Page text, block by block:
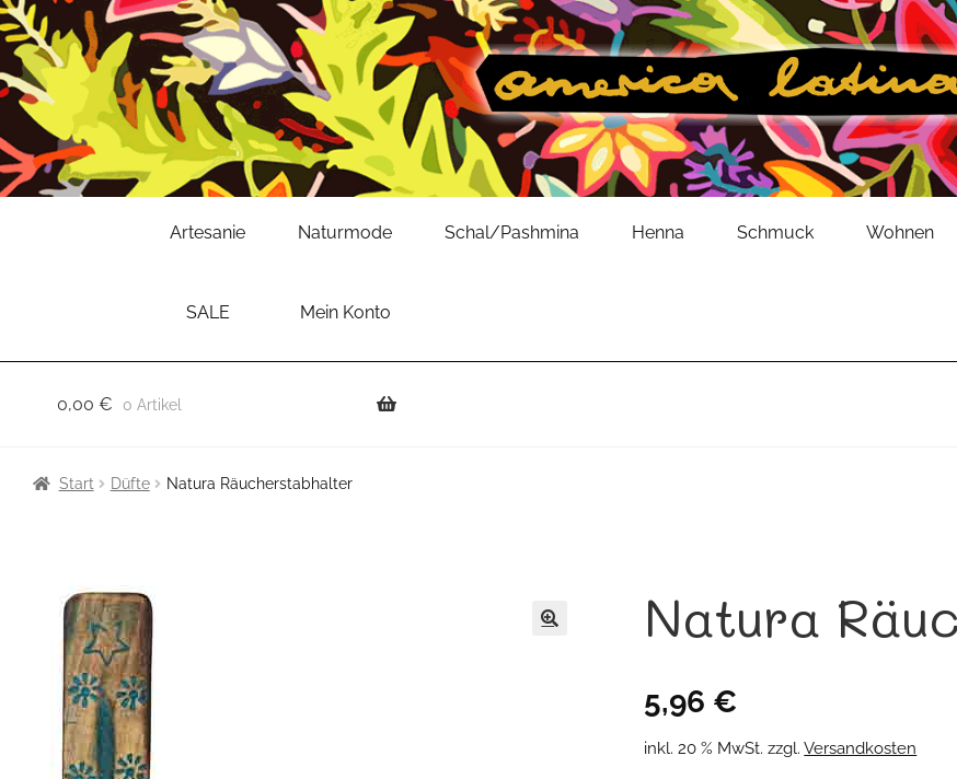
Artesanie Naturmode Schal/Pashmina Henna Schmuck Wohnen
SALE Mein Konto
0,00 € 0 Artikel
Start Düfte Natura Räucherstabhalter
Natura
5,96 €
inkl. 20 % MwSt. zzgl.Versandkosten